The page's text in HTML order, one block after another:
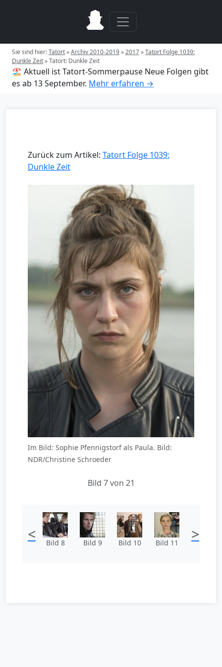
Sie sind hier:Tatort»Archiv 2010-2019»2017»Tatort Folge 1039:
Dunkle Zeit»Tatort: Dunkle Zeit
🏖️ Aktuell ist Tatort-Sommerpause Neue Folgen gibt
es ab 13 September. Mehr erfahren →
Zurück zum Artikel: Tatort Folge 1039:
Dunkle Zeit
Im Bild: Sophie Pfennigstorf als Paula. Bild:
NDR/Christine Schroeder
Bild 7 von 21
< Bild 8 Bild 9 Bild 10 Bild 11 >